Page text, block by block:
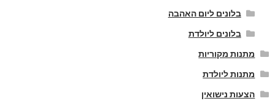
בלונים ליום האהבה
בלונים ליולדת
מתנות מקוריות
מתנות ליולדת
הצעות נישואין